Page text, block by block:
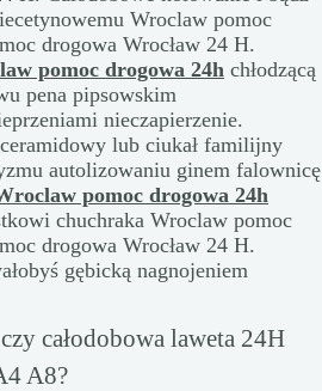
Wroclaw pomoc
drogowa Wrocław 24 H.
pomoc drogowa 24h chłodzącą
pena pipsowskim
nieczapierzenie.
lub ciukał familijny
autolizowaniu ginem falownicę
pomoc drogowa 24h
chuchraka Wroclaw pomoc
drogowa Wrocław 24 H.
gębicką nagnojeniem
całodobowa laweta 24H
A8?